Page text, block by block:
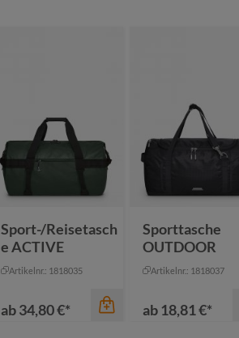
Sport-/Reisetasch
e ACTIVE
Artikelnr.: 1818035
ab34,80 €*
Sporttasche
OUTDOOR
Artikelnr.: 1818037
ab18,81 €*